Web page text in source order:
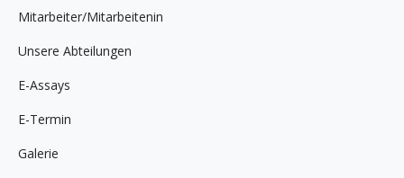
Mitarbeiter/Mitarbeitenin
Unsere Abteilungen
E-Assays
E-Termin
Galerie